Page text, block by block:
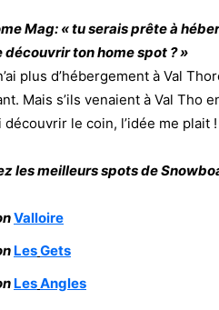
Mag: « tu serais prête à
découvrir ton home spot ? »
plus d’hébergement à Val
Mais s’ils venaient à Val Tho
découvrir le coin, l’idée me plait !
les meilleurs spots de
Valloire
LesGets
LesAngles